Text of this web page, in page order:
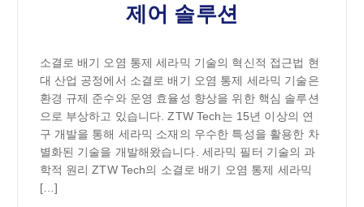
제어 솔루션
소결로 배기 오염 통제 세라믹 기술의 혁신적 접근법 현
대 산업 공정에서 소결로 배기 오염 통제 세라믹 기술은
환경 규제 준수와 운영 효율성 향상을 위한 핵심 솔루션
으로 부상하고 있습니다. ZTW Tech는 15년 이상의 연
구 개발을 통해 세라믹 소재의 우수한 특성을 활용한 차
별화된 기술을 개발해왔습니다. 세라믹 필터 기술의 과
학적 원리 ZTW Tech의 소결로 배기 오염 통제 세라믹
[…]